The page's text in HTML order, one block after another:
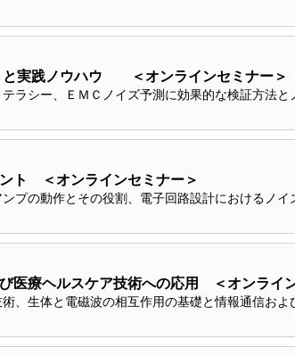
と実践ノウハウ ＜オンラインセミナー＞
ラシー、ＥＭＣノイズ予測に効果的な検証方法と
ト ＜オンラインセミナー＞
プの動作とその役割、電子回路設計におけるノイ
医療ヘルスケア技術への応用 ＜オンライ
、生体と電磁波の相互作用の基礎と情報通信およ